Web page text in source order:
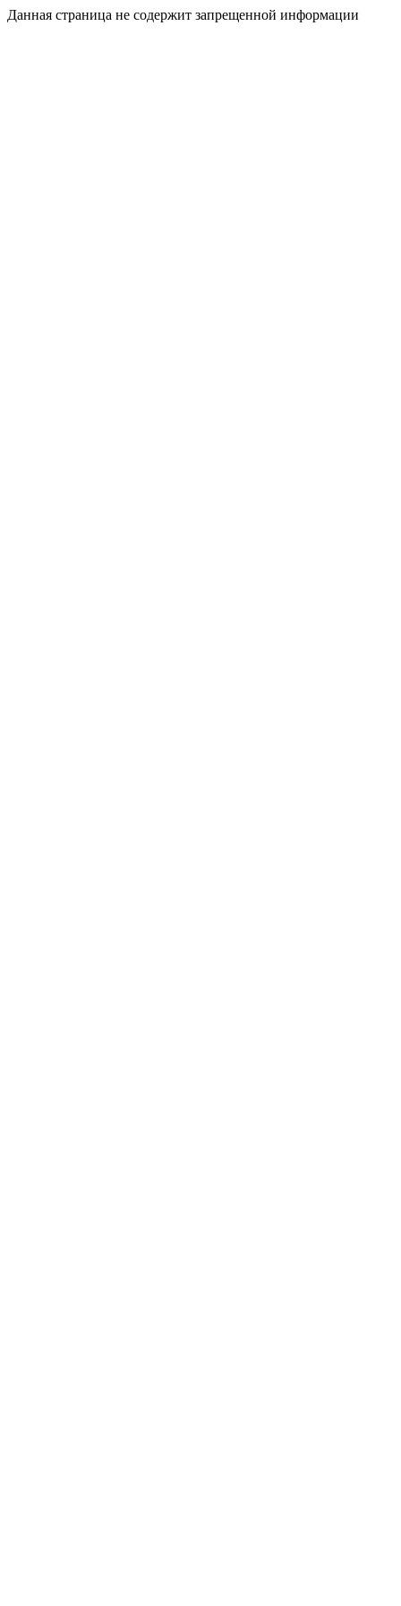
Данная страница не содержит запрещенной информации